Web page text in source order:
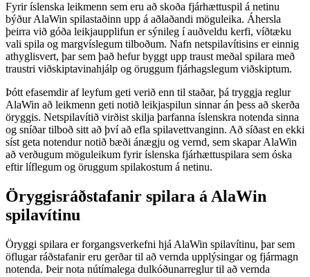
Fyrir íslenska leikmenn sem eru að skoða fjárhættuspil á netinu
býður AlaWin spilastaðinn upp á aðlaðandi möguleika. Áhersla
þeirra við góða leikjaupplifun er sýnileg í auðveldu kerfi, víðtæku
vali spila og margvíslegum tilboðum. Nafn netspilavítisins er einnig
athyglisvert, þar sem það hefur byggt upp traust meðal spilara með
traustri viðskiptavinahjálp og öruggum fjárhagslegum viðskiptum.
Þótt efasemdir af leyfum geti verið enn til staðar, þá tryggja reglur
AlaWin að leikmenn geti notið leikjaspilun sinnar án þess að skerða
öryggis. Netspilavítið virðist skilja þarfanna íslenskra notenda sinna
og sníðar tilboð sitt að því að efla spilavettvanginn. Að síðast en ekki
síst geta notendur notið bæði ánægju og vernd, sem skapar AlaWin
að verðugum möguleikum fyrir íslenska fjárhættuspilara sem óska
eftir líflegum og öruggum spilakostum á netinu.
Öryggisráðstafanir spilara á AlaWin
spilavítinu
Öryggi spilara er forgangsverkefni hjá AlaWin spilavítinu, þar sem
öflugar ráðstafanir eru gerðar til að vernda upplýsingar og fjármagn
notenda. Þeir nota nútímalega dulkóðunarreglur til að vernda